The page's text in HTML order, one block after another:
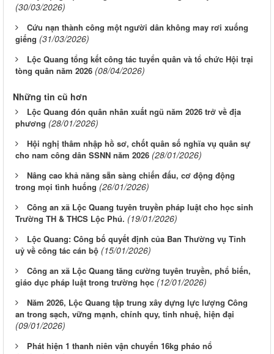
(30/03/2026)
Cứu nạn thành công một người dân không may rơi xuống
giếng (31/03/2026)
Lộc Quang tổng kết công tác tuyển quân và tổ chức Hội trại
tòng quân năm 2026 (08/04/2026)
Những tin cũ hơn
Lộc Quang đón quân nhân xuất ngũ năm 2026 trở về địa
phương (28/01/2026)
Hội nghị thâm nhập hồ sơ, chốt quân số nghĩa vụ quân sự
cho nam công dân SSNN năm 2026 (28/01/2026)
Nâng cao khả năng sẵn sàng chiến đấu, cơ động động
trong mọi tình huống (26/01/2026)
Công an xã Lộc Quang tuyên truyền pháp luật cho học sinh
Trường TH & THCS Lộc Phú. (19/01/2026)
Lộc Quang: Công bố quyết định của Ban Thường vụ Tỉnh
uỷ về công tác cán bộ (15/01/2026)
Công an xã Lộc Quang tăng cường tuyên truyền, phổ biến,
giáo dục pháp luật trong trường học (12/01/2026)
Năm 2026, Lộc Quang tập trung xây dựng lực lượng Công
an trong sạch, vững mạnh, chính quy, tinh nhuệ, hiện đại
(09/01/2026)
Phát hiện 1 thanh niên vận chuyển 16kg pháo nổ